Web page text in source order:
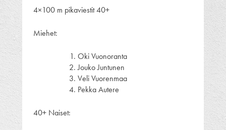
4×100 m pikaviestit 40+
Miehet:
Oki Vuonoranta
Jouko Juntunen
Veli Vuorenmaa
Pekka Autere
40+ Naiset: